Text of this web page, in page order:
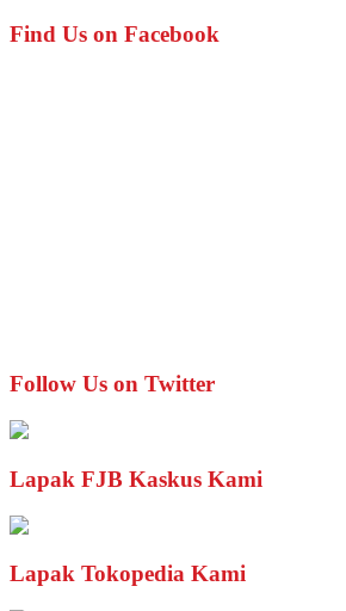
Find Us on Facebook
Follow Us on Twitter
Lapak FJB Kaskus Kami
Lapak Tokopedia Kami